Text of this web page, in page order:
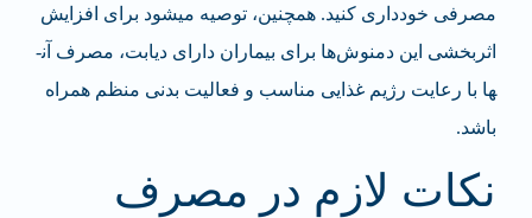
مصرفی خودداری کنید. همچنین، توصیه می­شود برای افزایش
اثربخشی این دمنوش‌ها برای بیماران دارای دیابت، مصرف آن­
ها با رعایت رژیم غذایی مناسب و فعالیت بدنی منظم همراه
باشد.
نکات لازم در مصرف